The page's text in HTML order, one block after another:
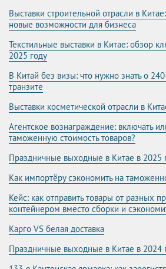
Выставки строительной отрасли в
новые возможности для бизнеса
Текстильные выставки в Китае: обзор
2025 году
В Китай без визы: что нужно знать о
транзите
Выставки косметической отрасли в
Агентское вознаграждение: включать
таможенную стоимость товаров?
Праздничные выходные в Китае в 2025
Как импортёру сэкономить на
Кейс: как отправить товары от разных
контейнером вместо сборки и
Карго VS белая доставка
Праздничные выходные в Китае в 2024